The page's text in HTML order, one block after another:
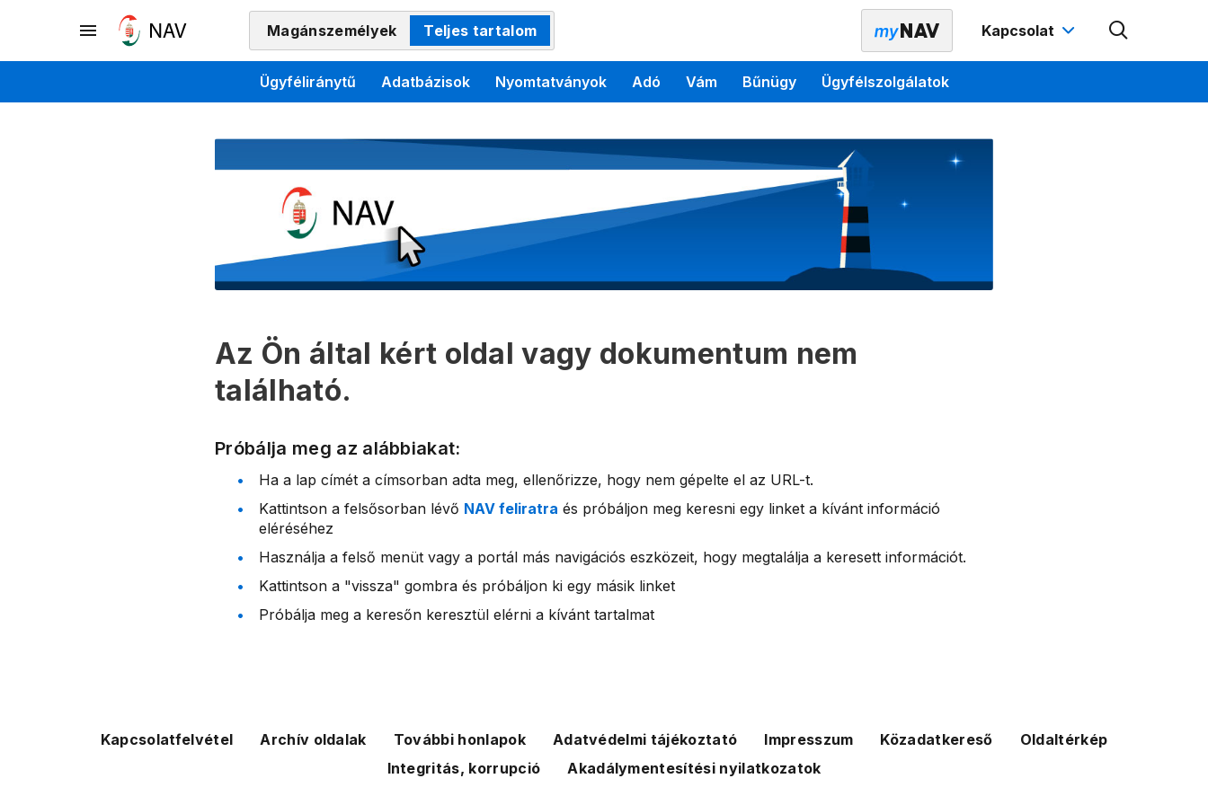
Magánszemélyek Teljes tartalom Kapcsolat
Ügyféliránytű Adatbázisok Nyomtatványok Adó Vám Bűnügy Ügyfélszolgálatok
Az Ön által kért oldal vagy dokumentum nem
található.
Próbálja meg az alábbiakat:
Ha a lap címét a címsorban adta meg, ellenőrizze, hogy nem gépelte el az URL-t.
Kattintson a felsősorban lévő NAV feliratra és próbáljon meg keresni egy linket a kívánt információ
eléréséhez
Használja a felső menüt vagy a portál más navigációs eszközeit, hogy megtalálja a keresett információt.
Kattintson a "vissza" gombra és próbáljon ki egy másik linket
Próbálja meg a keresőn keresztül elérni a kívánt tartalmat
Kapcsolatfelvétel Archív oldalak További honlapok Adatvédelmi tájékoztató Impresszum Közadatkereső
Oldaltérkép
Integritás, korrupció
Akadálymentesítési nyilatkozatok